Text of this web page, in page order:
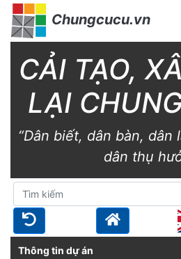
Chungcucu.vn
CẢI TẠO,
LẠI
“Dân biết, dân bàn, dân
dân thụ
Thông tin dự án